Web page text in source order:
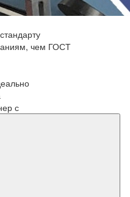
чем ГОСТ
с